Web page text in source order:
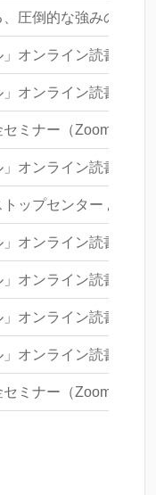
、圧倒的な強みのつく
」オンライン読書会（
」オンライン読書会（
ミナー（Zoom開催）
」オンライン読書会（
ップセンター あた
」オンライン読書会（
」オンライン読書会（
」オンライン読書会（
」オンライン読書会（
ミナー（Zoom開催）